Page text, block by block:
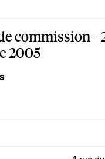
commission -
2005